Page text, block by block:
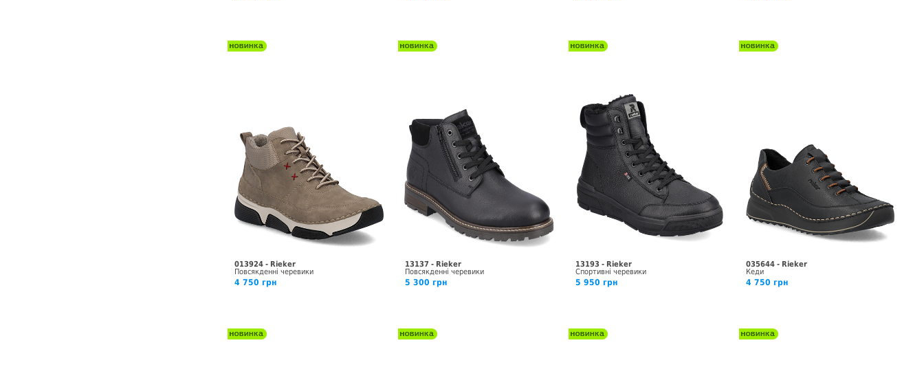
013924 - Rieker
Повсякденні черевики
4 750 грн
13137 - Rieker
Повсякденні черевики
5 300 грн
13193 - Rieker
Спортивні черевики
5 950 грн
035644 - Rieker
Кеди
4 750 грн